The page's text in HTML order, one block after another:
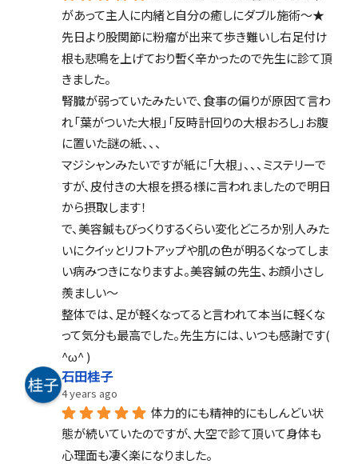
があって主人に内緒と自分の癒しにダブル施術〜★
先日より股関節に粉瘤が出来て歩き難いし右足付け
根も悲鳴を上げており暫く辛かったので先生に診て頂
きました。
腎臓が弱っていたみたいで、食事の偏りが原因て言わ
れ「葉がついた大根」「反時計回りの大根おろし」お腹
に置いた謎の紙、、、
マジシャンみたいですが紙に「大根」、、、ミステリーで
すが、皮付きの大根を摂る様に言われましたので明日
から摂取します！
で、美容鍼もびっくりするくらい変化どころか別人みた
いにクイッとリフトアップや肌の色が明るくなってしま
い病みつきになりますよ。美容鍼の先生、お顔小さし
羨ましい〜
整体では、足が軽くなってると言われて本当に軽くな
って気分も最高でした。先生方には、いつも感謝です(
^ω^ )
石田桂子
4 years ago
体力的にも精神的にもしんどい状
態が続いていたのですが、大空で診て頂いて身体も
心理面も凄く楽になりました。